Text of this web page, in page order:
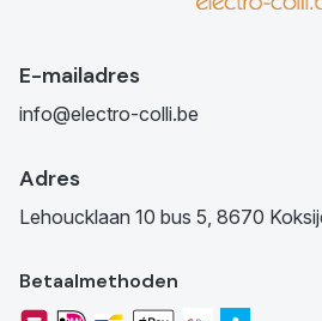
E-mailadres
info@electro-colli.be
Adres
Lehoucklaan 10 bus 5, 8670
Betaalmethoden